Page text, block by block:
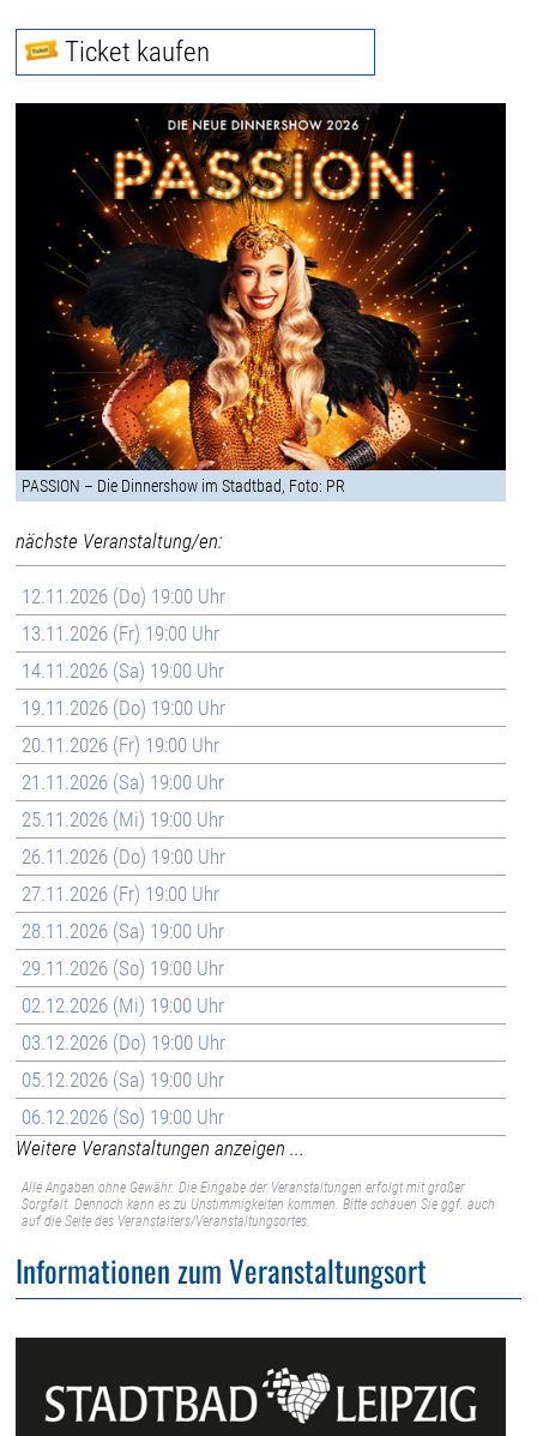
Ticket kaufen
PASSION – Die Dinnershow im Stadtbad, Foto: PR
nächste Veranstaltung/en:
12.11.2026 (Do) 19:00 Uhr
13.11.2026 (Fr) 19:00 Uhr
14.11.2026 (Sa) 19:00 Uhr
19.11.2026 (Do) 19:00 Uhr
20.11.2026 (Fr) 19:00 Uhr
21.11.2026 (Sa) 19:00 Uhr
25.11.2026 (Mi) 19:00 Uhr
26.11.2026 (Do) 19:00 Uhr
27.11.2026 (Fr) 19:00 Uhr
28.11.2026 (Sa) 19:00 Uhr
29.11.2026 (So) 19:00 Uhr
02.12.2026 (Mi) 19:00 Uhr
03.12.2026 (Do) 19:00 Uhr
05.12.2026 (Sa) 19:00 Uhr
06.12.2026 (So) 19:00 Uhr
Weitere Veranstaltungen anzeigen ...
Alle Angaben ohne Gewähr. Die Eingabe der Veranstaltungen erfolgt mit großer
Sorgfalt. Dennoch kann es zu Unstimmigkeiten kommen. Bitte schauen Sie ggf. auch
auf die Seite des Veranstalters/Veranstaltungsortes.
Informationen zum Veranstaltungsort